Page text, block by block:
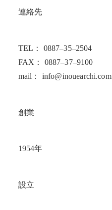
連絡先
TEL： 0887–35–2504
FAX： 0887–37–9100
mail： info@inouearchi.com
創業
1954年
設立